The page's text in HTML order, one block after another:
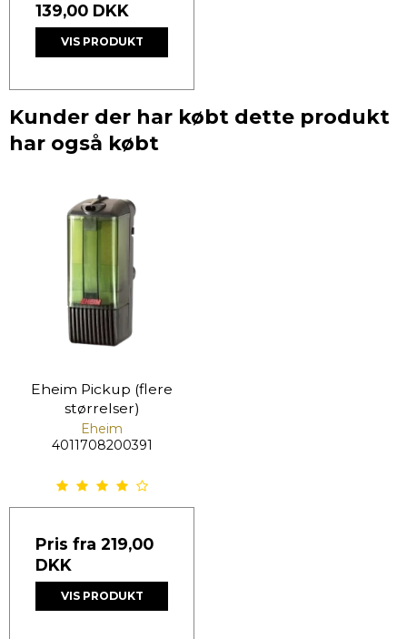
139,00 DKK
VIS PRODUKT
Kunder der har købt dette produkt
har også købt
Eheim Pickup (flere
størrelser)
Eheim
4011708200391
Pris fra 219,00
DKK
VIS PRODUKT